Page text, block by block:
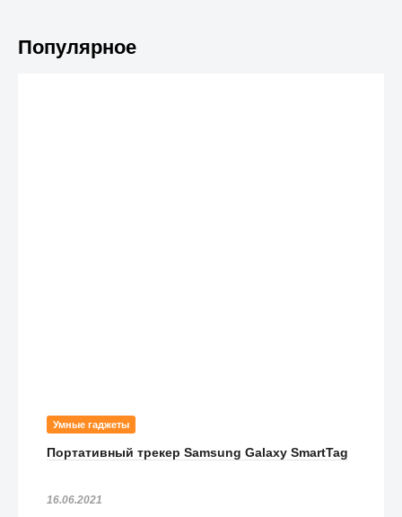
Популярное
Умные гаджеты
Портативный трекер Samsung Galaxy SmartTag
16.06.2021